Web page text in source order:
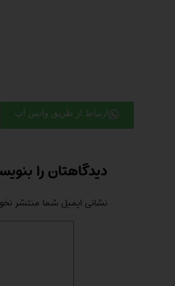
ارتباط از طریق واتس آپ
دیدگاهتان را
نشانی ایمیل شما منتشر